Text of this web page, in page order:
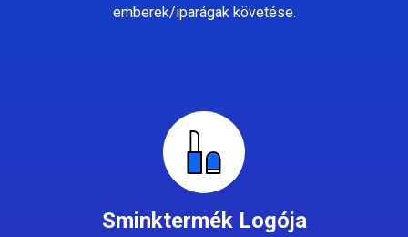
emberek/iparágak követése.
Sminktermék Logója